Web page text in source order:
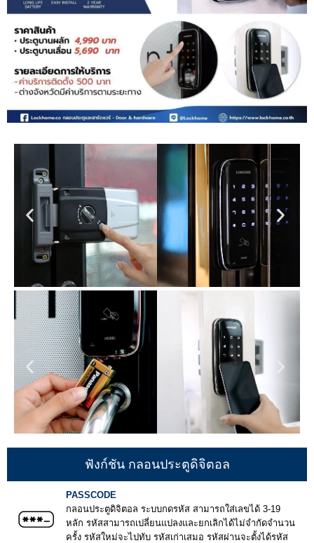
ฟังก์ชัน กลอนประตูดิจิตอล
PASSCODE
กลอนประตูดิจิตอล ระบบกดรหัส สามารถใส่เลขได้ 3-19
หลัก รหัสสามารถเปลี่ยนแปลงและยกเลิกได้ไม่จำกัดจำนวน
ครั้ง รหัสใหม่จะไปทับ รหัสเก่าเสมอ รหัสผ่านจะตั้งได้รหัส